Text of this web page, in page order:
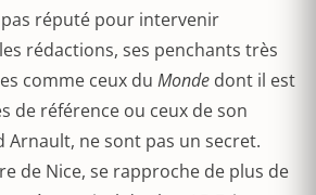
pas réputé pour intervenir
rédactions, ses penchants très
comme ceux du Monde dont il est
de référence ou ceux de son
Arnault, ne sont pas un secret.
de Nice, se rapproche de plus de